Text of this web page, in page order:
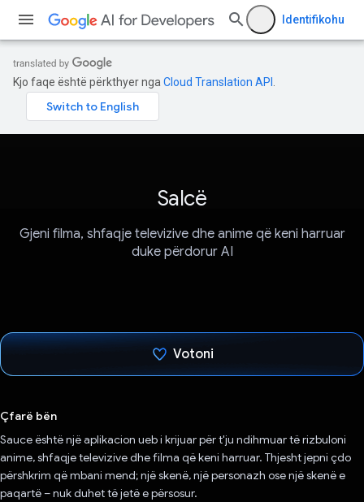
Identifikohu
Kjo faqe është përkthyer nga Cloud Translation API
Salcë
Gjeni filma, shfaqje televizive dhe anime që keni harruar
duke përdorur AI
Votoni
Çfarë bën
Sauce është një aplikacion ueb i krijuar për t'ju ndihmuar të rizbuloni
anime, shfaqje televizive dhe filma që keni harruar. Thjesht jepni çdo
përshkrim që mbani mend; një skenë, një personazh ose një skenë e
paqartë – nuk duhet të jetë e përsosur.